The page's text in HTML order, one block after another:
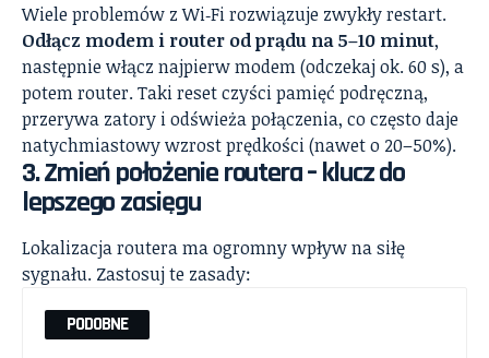
Wiele problemów z Wi‑Fi rozwiązuje zwykły restart.
Odłącz modem i router od prądu na 5–10 minut,
następnie włącz najpierw modem (odczekaj ok. 60 s), a
potem router. Taki reset czyści pamięć podręczną,
przerywa zatory i odświeża połączenia, co często daje
natychmiastowy wzrost prędkości (nawet o 20–50%).
3. Zmień położenie routera – klucz do
lepszego zasięgu
Lokalizacja routera ma ogromny wpływ na siłę
sygnału. Zastosuj te zasady:
PODOBNE